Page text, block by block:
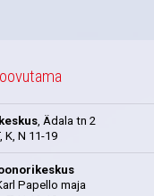
, Ädala tn 2
K, N 11-19
Papello maja